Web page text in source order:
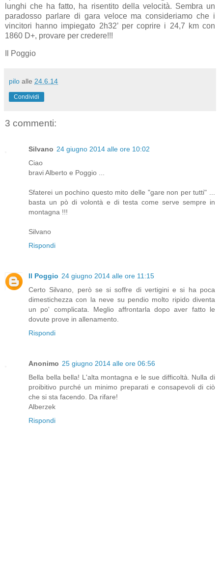
lunghi che ha fatto, ha risentito della velocità. Sembra un
paradosso parlare di gara veloce ma consideriamo che i
vincitori hanno impiegato 2h32’ per coprire i 24,7 km con
1860 D+, provare per credere!!!
Il Poggio
pilo alle 24.6.14
Condividi
3 commenti:
Silvano 24 giugno 2014 alle ore 10:02
Ciao
bravi Alberto e Poggio ...
Sfaterei un pochino questo mito delle "gare non per tutti" ...
basta un pò di volontà e di testa come serve sempre in
montagna !!!
Silvano
Rispondi
Il Poggio 24 giugno 2014 alle ore 11:15
Certo Silvano, però se si soffre di vertigini e si ha poca
dimestichezza con la neve su pendio molto ripido diventa
un po' complicata. Meglio affrontarla dopo aver fatto le
dovute prove in allenamento.
Rispondi
Anonimo 25 giugno 2014 alle ore 06:56
Bella bella bella! L'alta montagna e le sue difficoltà. Nulla di
proibitivo purché un minimo preparati e consapevoli di ciò
che si sta facendo. Da rifare!
Alberzek
Rispondi